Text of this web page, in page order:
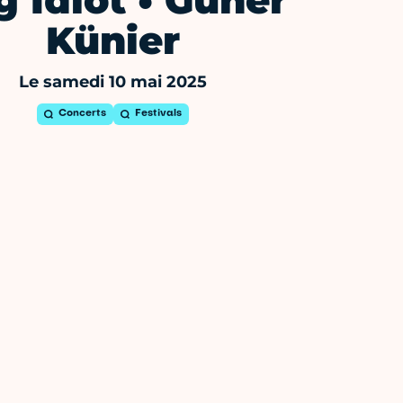
Künier
Le samedi 10 mai 2025
Concerts Festivals